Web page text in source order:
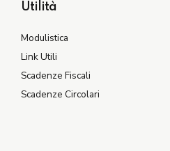
Utilità
Modulistica
Link Utili
Scadenze Fiscali
Scadenze Circolari